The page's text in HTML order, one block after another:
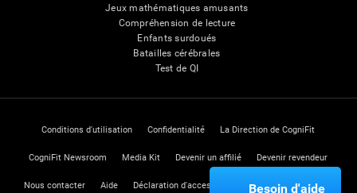
Jeux mathématiques amusants
Compréhension de lecture
Enfants surdoués
Batailles cérébrales
Test de QI
Conditions d'utilisation Confidentialité La Direction de CogniFit
CogniFit Newsroom Media Kit Devenir un affilié Devenir revendeur
Nous contacter Aide Déclaration d'accessibilité Centre de Confiance
Besoin d'aide